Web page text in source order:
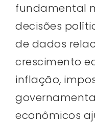
fundamental
decisões
de dados
crescimento
inflação,
econômicos